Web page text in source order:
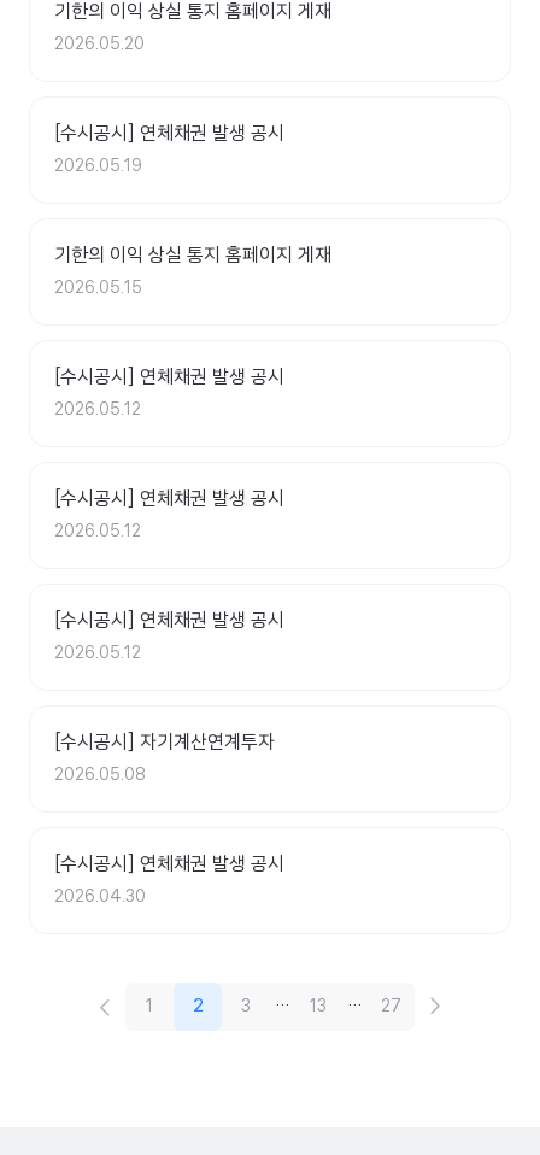
기한의 이익 상실 통지 홈페이지 게재
2026.05.20
[수시공시] 연체채권 발생 공시
2026.05.19
기한의 이익 상실 통지 홈페이지 게재
2026.05.15
[수시공시] 연체채권 발생 공시
2026.05.12
[수시공시] 연체채권 발생 공시
2026.05.12
[수시공시] 연체채권 발생 공시
2026.05.12
[수시공시] 자기계산연계투자
2026.05.08
[수시공시] 연체채권 발생 공시
2026.04.30
1 2 3 … 13 … 27